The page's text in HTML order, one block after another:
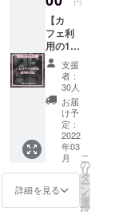
ますの
で、ご
利用の
際にご
提示く
ださ
い。 複
数の口
数のご
支援の
方には
ご来店
時に口
利用券
（紙）
ターン
費用が
かから
ない
分、い
ただい
たご支
援金は
サービ
ス手数
料を除
いた全
てを
mamat
ano改装
ド
リップ
パック
コー
ヒー5袋
【感謝
を込め
て「お
礼の
メー
ル」を
お送り
いたし
ます】
※備考欄
【カ
フェ利
用の10
人のマ
マへあ
なたか
らの託
児利用
券をお
届け】
初めて
のクラ
ウド
ファン
ディン
支援
者：
30人
お届
け予
定：
2022
年03
月
詳細を見る
こ
の
リ
タ
ー
ン
を
選
択